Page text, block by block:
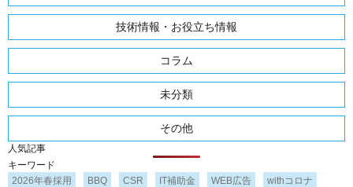
技術情報・お役立ち情報
コラム
未分類
その他
人気記事
キーワード
2026年春採用
BBQ CSR IT補助金 WEB広告 withコロナ